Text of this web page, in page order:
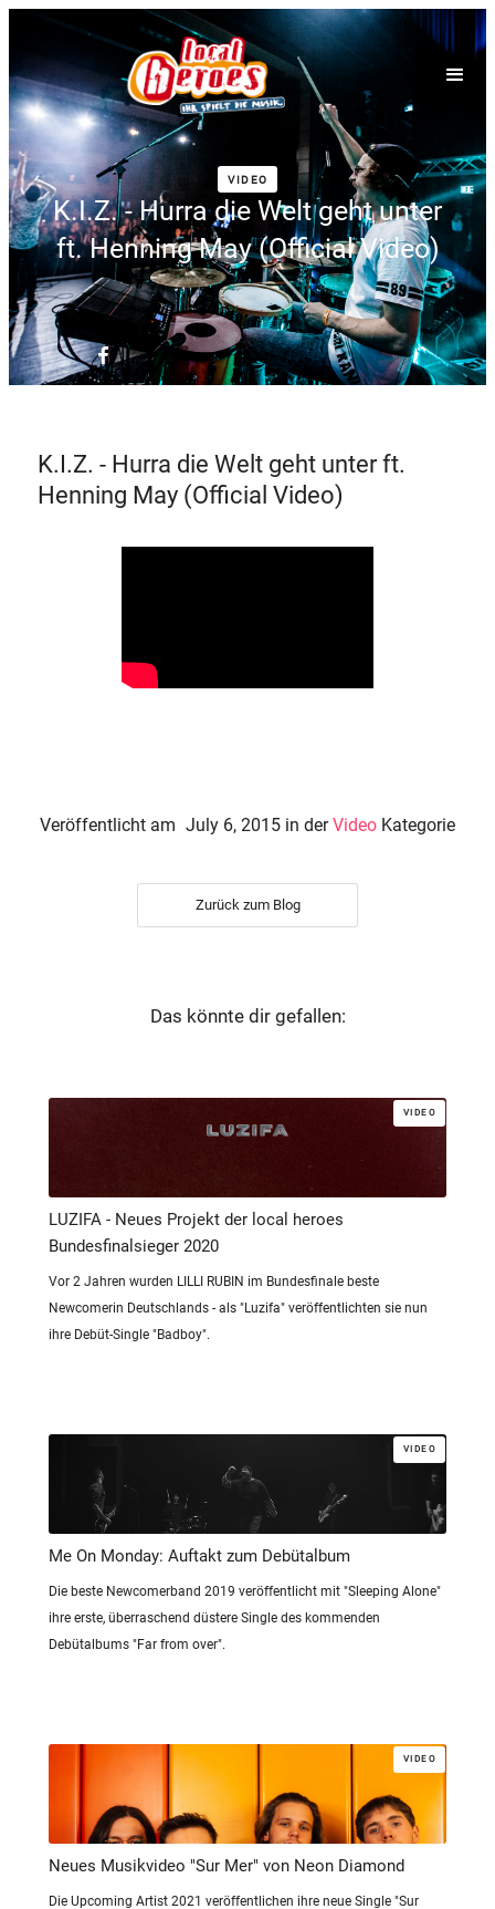
VIDEO
K.I.Z. - Hurra die Welt geht unter
ft. Henning May (Official Video)
K.I.Z. - Hurra die Welt geht unter ft.
Henning May (Official Video)
Veröffentlicht am July 6, 2015 in der Video Kategorie
Zurück zum Blog
Das könnte dir gefallen:
VIDEO
LUZIFA - Neues Projekt der local heroes
Bundesfinalsieger 2020
Vor 2 Jahren wurden LILLI RUBIN im Bundesfinale beste
Newcomerin Deutschlands - als "Luzifa" veröffentlichten sie nun
ihre Debüt-Single "Badboy".
VIDEO
Me On Monday: Auftakt zum Debütalbum
Die beste Newcomerband 2019 veröffentlicht mit "Sleeping Alone"
ihre erste, überraschend düstere Single des kommenden
Debütalbums "Far from over".
VIDEO
Neues Musikvideo "Sur Mer" von Neon Diamond
Die Upcoming Artist 2021 veröffentlichen ihre neue Single "Sur